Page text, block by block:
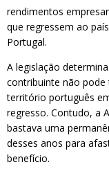
rendimentos
que regressem ao
Portugal.
A legislação
contribuinte não
território português
regresso. Contudo, a
bastava uma
desses anos para
benefício.